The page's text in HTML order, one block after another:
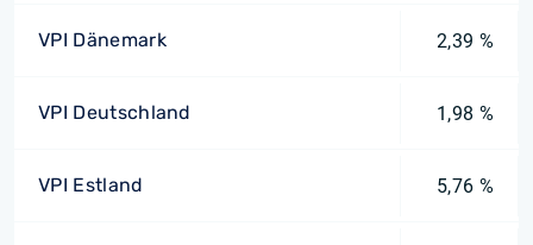
VPI Dänemark 2,39 %
VPI Deutschland 1,98 %
VPI Estland 5,76 %